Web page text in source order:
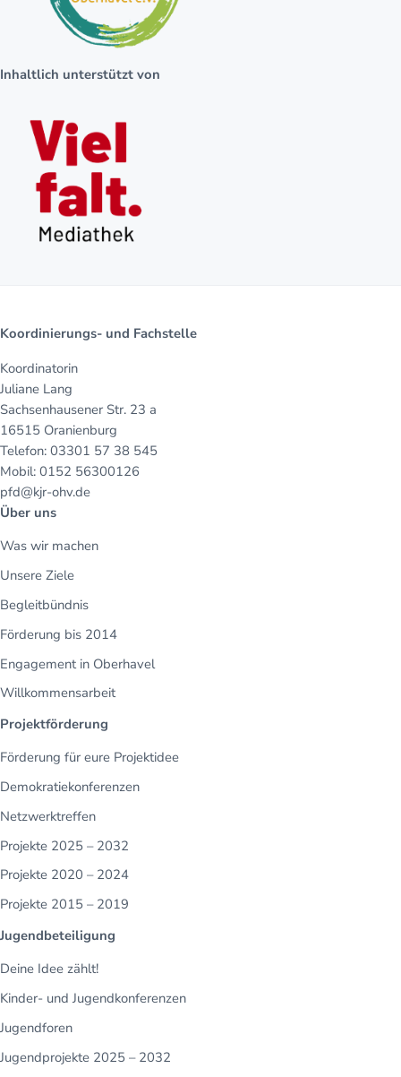
Inhaltlich unterstützt von
Koordinierungs- und Fachstelle
Koordinatorin
Juliane Lang
Sachsenhausener Str. 23 a
16515 Oranienburg
Telefon: 03301 57 38 545
Mobil: 0152 56300126
pfd@kjr-ohv.de
Über uns
Was wir machen
Unsere Ziele
Begleitbündnis
Förderung bis 2014
Engagement in Oberhavel
Willkommensarbeit
Projektförderung
Förderung für eure Projektidee
Demokratiekonferenzen
Netzwerktreffen
Projekte 2025 – 2032
Projekte 2020 – 2024
Projekte 2015 – 2019
Jugendbeteiligung
Deine Idee zählt!
Kinder- und Jugendkonferenzen
Jugendforen
Jugendprojekte 2025 – 2032